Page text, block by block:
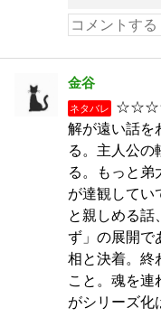
金谷
ネタバレ
☆☆☆☆
解が遠い話を
る。主人公の
る。もっと弟
が達観してい
と親しめる話
ず」の展開で
相と決着。終
こと。魂を連
がシリーズ化